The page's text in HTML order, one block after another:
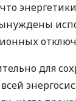
для